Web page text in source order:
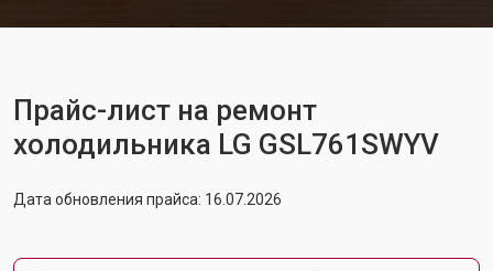
Прайс-лист на ремонт
холодильника LG GSL761SWYV
Дата обновления прайса: 16.07.2026